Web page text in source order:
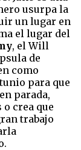
usurpa la
un lugar en
el lugar del
, el Will
de
como
para que
parada,
crea que
trabajo